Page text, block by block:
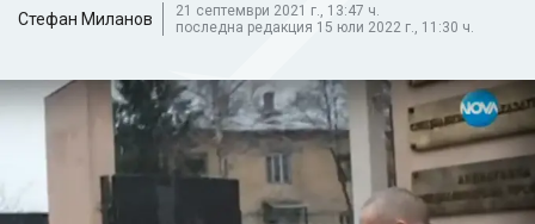
Стефан Миланов
21 септември 2021 г., 13:47 ч.
последна редакция 15 юли 2022 г., 11:30 ч.